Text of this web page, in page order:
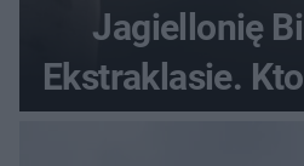
Jagiellonię
Ekstraklasie.
losach